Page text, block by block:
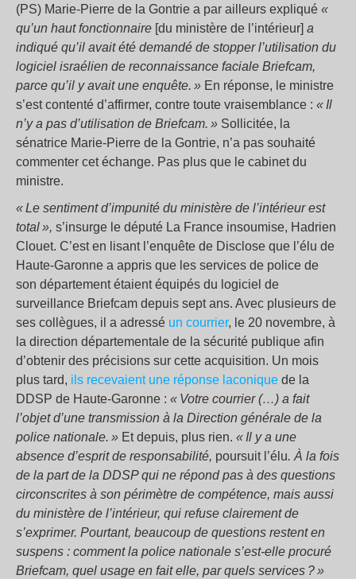
(PS) Marie-Pierre de la Gontrie a par ailleurs expliqué «
qu’un haut fonctionnaire [du ministère de l’intérieur] a
indiqué qu’il avait été demandé de stopper l’utilisation du
logiciel israélien de reconnaissance faciale Briefcam,
parce qu’il y avait une enquête. » En réponse, le ministre
s’est contenté d’affirmer, contre toute vraisemblance : « Il
n’y a pas d’utilisation de Briefcam. » Sollicitée, la
sénatrice Marie-Pierre de la Gontrie, n’a pas souhaité
commenter cet échange. Pas plus que le cabinet du
ministre.
« Le sentiment d’impunité du ministère de l’intérieur est
total », s’insurge le député La France insoumise, Hadrien
Clouet. C’est en lisant l’enquête de Disclose que l’élu de
Haute-Garonne a appris que les services de police de
son département étaient équipés du logiciel de
surveillance Briefcam depuis sept ans. Avec plusieurs de
ses collègues, il a adressé un courrier, le 20 novembre, à
la direction départementale de la sécurité publique afin
d’obtenir des précisions sur cette acquisition. Un mois
plus tard, ils recevaient une réponse laconique de la
DDSP de Haute-Garonne : « Votre courrier (…) a fait
l’objet d’une transmission à la Direction générale de la
police nationale. » Et depuis, plus rien. « Il y a une
absence d’esprit de responsabilité, poursuit l’élu. À la fois
de la part de la DDSP qui ne répond pas à des questions
circonscrites à son périmètre de compétence, mais aussi
du ministère de l’intérieur, qui refuse clairement de
s’exprimer. Pourtant, beaucoup de questions restent en
suspens : comment la police nationale s’est-elle procuré
Briefcam, quel usage en fait elle, par quels services ? »